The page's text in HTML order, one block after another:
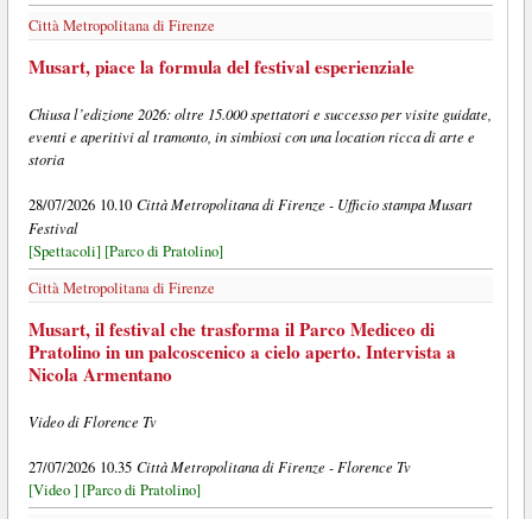
Città Metropolitana di Firenze
Musart, piace la formula del festival esperienziale
Chiusa l’edizione 2026: oltre 15.000 spettatori e successo per visite guidate,
eventi e aperitivi al tramonto, in simbiosi con una location ricca di arte e
storia
28/07/2026 10.10 Città Metropolitana di Firenze - Ufficio stampa Musart
Festival
[Spettacoli] [Parco di Pratolino]
Città Metropolitana di Firenze
Musart, il festival che trasforma il Parco Mediceo di
Pratolino in un palcoscenico a cielo aperto. Intervista a
Nicola Armentano
Video di Florence Tv
27/07/2026 10.35 Città Metropolitana di Firenze - Florence Tv
[Video ] [Parco di Pratolino]